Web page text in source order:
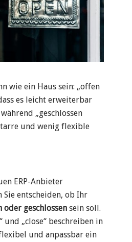
wie ein Haus sein: „offen
es leicht erweiterbar
„geschlossen
und wenig flexible
ERP-Anbieter
Sie entscheiden, ob Ihr
oder geschlossen sein soll.
und „close“ beschreiben in
und anpassbar ein